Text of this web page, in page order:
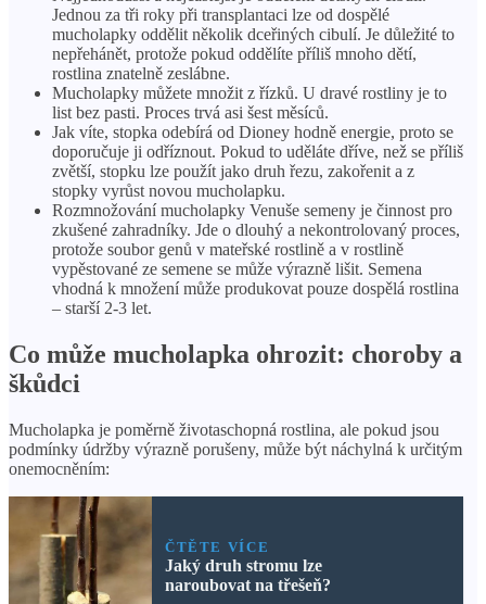
Jednou za tři roky při transplantaci lze od dospělé
mucholapky oddělit několik dceřiných cibulí. Je důležité to
nepřehánět, protože pokud oddělíte příliš mnoho dětí,
rostlina znatelně zeslábne.
Mucholapky můžete množit z řízků. U dravé rostliny je to
list bez pasti. Proces trvá asi šest měsíců.
Jak víte, stopka odebírá od Dioney hodně energie, proto se
doporučuje ji odříznout. Pokud to uděláte dříve, než se příliš
zvětší, stopku lze použít jako druh řezu, zakořenit a z
stopky vyrůst novou mucholapku.
Rozmnožování mucholapky Venuše semeny je činnost pro
zkušené zahradníky. Jde o dlouhý a nekontrolovaný proces,
protože soubor genů v mateřské rostlině a v rostlině
vypěstované ze semene se může výrazně lišit. Semena
vhodná k množení může produkovat pouze dospělá rostlina
– starší 2-3 let.
Co může mucholapka ohrozit: choroby a
škůdci
Mucholapka je poměrně životaschopná rostlina, ale pokud jsou
podmínky údržby výrazně porušeny, může být náchylná k určitým
onemocněním:
ČTĚTE VÍCE
Jaký druh stromu lze
naroubovat na třešeň?